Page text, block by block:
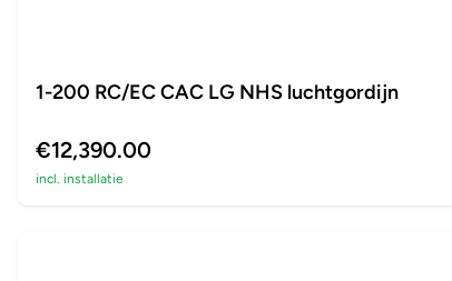
1-200 RC/EC CAC LG NHS luchtgordijn
€12,390.00
incl. installatie